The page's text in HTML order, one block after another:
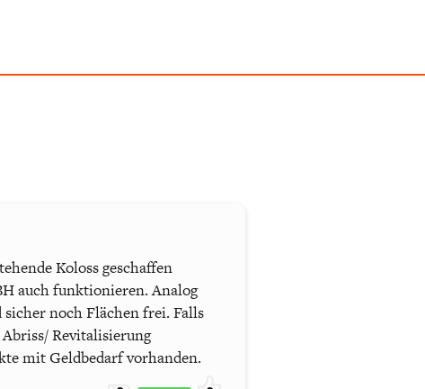
Koloss geschaffen
auch funktionieren. Analog
noch Flächen frei. Falls
Revitalisierung
mit Geldbedarf vorhanden.